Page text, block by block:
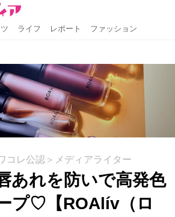
ライフ レポート ファッション
コレ公認＞メディアライター
あれを防いで高発色
プ♡【ROAlív（ロ